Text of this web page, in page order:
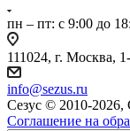
пн – пт: с 9:00 до
111024, г. Москва,
info@sezus.ru
Сезус © 2010-2026,
Соглашение на